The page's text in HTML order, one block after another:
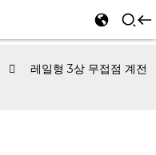
레일형 3상 무접점 계전